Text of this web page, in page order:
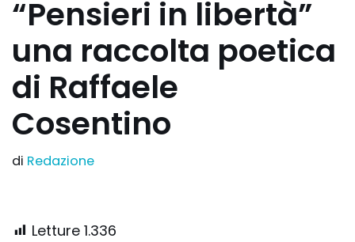
“Pensieri in libertà”
una raccolta poetica
di Raffaele
Cosentino
di Redazione
Letture 1.336